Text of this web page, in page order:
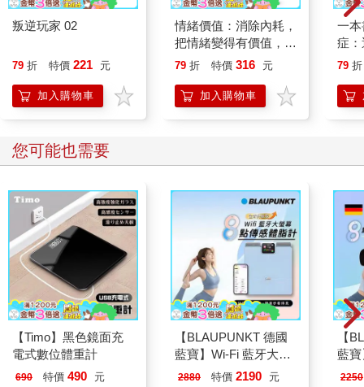
叛逆玩家 02
79 折 特價 221 元
加入購物車
情緒價值：消除內耗，
把情緒變得有價值，跟
誰都能自在相處
79 折 特價 316 元
加入購物車
一
症
開
的
79 折
您可能也需要
【Timo】黑色鏡面充
電式數位體重計
690 特價 490 元
【BLAUPUNKT 德國
藍寶】Wi-Fi 藍牙大螢
幕八點傳感體脂計
2880 特價 2190 元
【
藍寶
八
2250